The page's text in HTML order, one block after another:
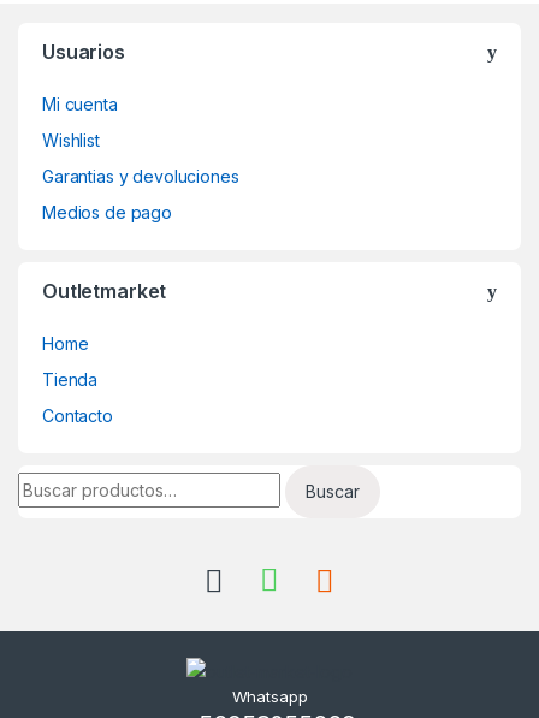
Usuarios
Mi cuenta
Wishlist
Garantias y devoluciones
Medios de pago
Outletmarket
Home
Tienda
Contacto
Buscar por:
Buscar
Whatsapp